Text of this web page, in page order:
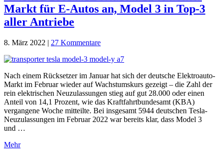
Markt für E-Autos an, Model 3 in Top-3
aller Antriebe
8. März 2022 | 27 Kommentare
Nach einem Rücksetzer im Januar hat sich der deutsche Elektroauto-
Markt im Februar wieder auf Wachstumskurs gezeigt – die Zahl der
rein elektrischen Neuzulassungen stieg auf gut 28.000 oder einen
Anteil von 14,1 Prozent, wie das Kraftfahrtbundesamt (KBA)
vergangene Woche mitteilte. Bei insgesamt 5944 deutschen Tesla-
Neuzulassungen im Februar 2022 war bereits klar, dass Model 3
und …
Mehr